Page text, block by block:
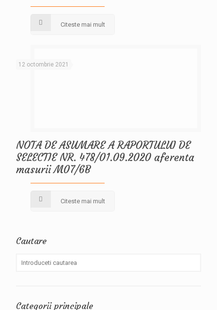
Citeste mai mult
12 octombrie 2021
NOTA DE ASUMARE A RAPORTULUI DE
SELECTIE NR. 478/01.09.2020 aferenta
masurii M07/6B
Citeste mai mult
Cautare
Categorii principale